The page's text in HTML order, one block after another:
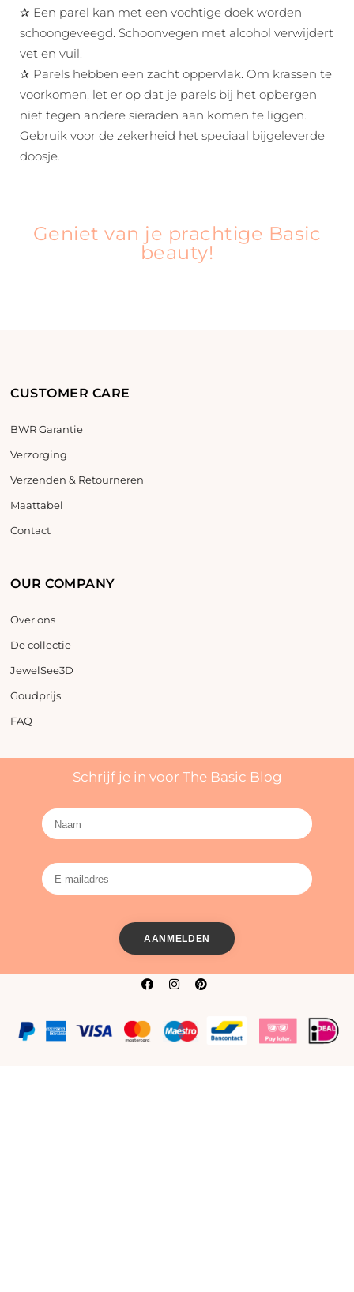
✰ Een parel kan met een vochtige doek worden
schoongeveegd. Schoonvegen met alcohol verwijdert
vet en vuil.
✰ Parels hebben een zacht oppervlak. Om krassen te
voorkomen, let er op dat je parels bij het opbergen
niet tegen andere sieraden aan komen te liggen.
Gebruik voor de zekerheid het speciaal bijgeleverde
doosje.
Geniet van je prachtige Basic
beauty!
CUSTOMER CARE
BWR Garantie
Verzorging
Verzenden & Retourneren
Maattabel
Contact
OUR COMPANY
Over ons
De collectie
JewelSee3D
Goudprijs
FAQ
Schrijf je in voor The Basic Blog